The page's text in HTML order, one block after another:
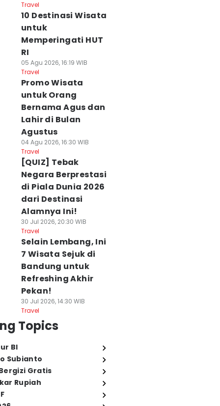
Travel
10 Destinasi Wisata
untuk
Memperingati HUT
RI
05 Agu 2026, 16:19 WIB
Travel
Promo Wisata
untuk Orang
Bernama Agus dan
Lahir di Bulan
Agustus
04 Agu 2026, 16:30 WIB
Travel
[QUIZ] Tebak
Negara Berprestasi
di Piala Dunia 2026
dari Destinasi
Alamnya Ini!
30 Jul 2026, 20:30 WIB
Travel
Selain Lembang, Ini
7 Wisata Sejuk di
Bandung untuk
Refreshing Akhir
Pekan!
30 Jul 2026, 14:30 WIB
Travel
Topics
BI
Subianto
Gratis
Rupiah